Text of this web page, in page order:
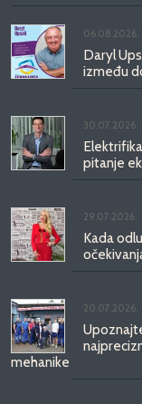
06.08.2026.
Daryl
između
30.07.2026.
pitanje
29.07.2026.
Kada
20.07.2026.
mehanike